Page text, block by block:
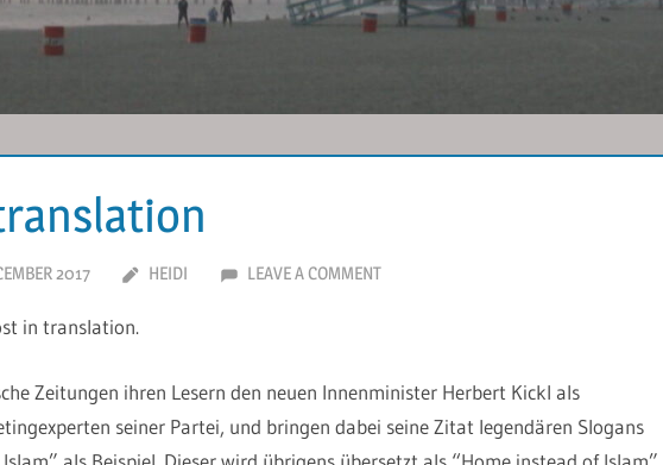
2017 HEIDI LEAVE A COMMENT
in translation.
Zeitungen ihren Lesern den neuen Innenminister Herbert Kickl als
seiner Partei, und bringen dabei seine Zitat legendären Slogans